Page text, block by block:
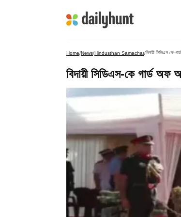
Home/News/Hindusthan Samachar/বিদায়ী সিডিএস-কে
বিদায়ী সিডিএস-কে গার্ড অফ